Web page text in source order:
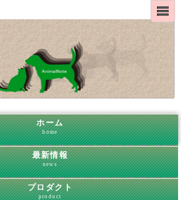
ホーム
home
最新情報
news
プロダクト
product